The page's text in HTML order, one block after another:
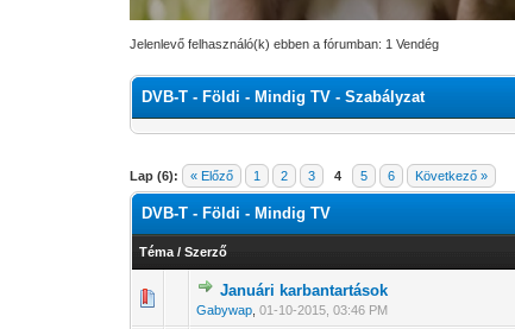
Jelenlevő felhasználó(k) ebben a fórumban: 1 Vendég
DVB-T - Földi - Mindig TV - Szabályzat
Lap (6): « Előző 1 2 3 4 5 6 Következő »
DVB-T - Földi - Mindig TV
Téma /Szerző
Januári karbantartások
Gabywap ,01-10-2015, 03:46 PM